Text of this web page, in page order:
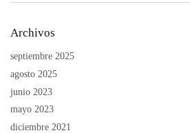
Archivos
septiembre 2025
agosto 2025
junio 2023
mayo 2023
diciembre 2021